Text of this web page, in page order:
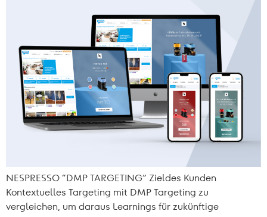
NESPRESSO “DMP TARGETING” Zieldes Kunden
Kontextuelles Targeting mit DMP Targeting zu
vergleichen, um daraus Learnings für zukünftige